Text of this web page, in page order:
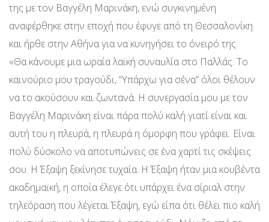
της με τον Βαγγέλη Μαρινάκη, ενώ συγκινημένη
αναφέρθηκε στην εποχή που έφυγε από τη Θεσσαλονίκη
και ήρθε στην Αθήνα για να κυνηγήσει το όνειρό της.
«Θα κάνουμε μια ωραία λαϊκή συναυλία στο Παλλάς. Το
καινούριο μου τραγούδι, “Υπάρχω για σένα” όλοι θέλουν
να το ακούσουν και ζωντανά. Η συνεργασία μου με τον
Βαγγέλη Μαρινάκη είναι πάρα πολύ καλή γιατί είναι και
αυτή του η πλευρά, η πλευρά η όμορφη που γράφει. Είναι
πολύ δύσκολο να αποτυπώνεις σε ένα χαρτί τις σκέψεις
σου. Η Έξαψη ξεκίνησε τυχαία. Η Έξαψη ήταν μια κουβέντα
ακαδημαϊκή, η οποία έλεγε ότι υπάρχει ένα σίριαλ στην
τηλεόραση που λέγεται Έξαψη, εγώ είπα ότι θέλει πιο καλή